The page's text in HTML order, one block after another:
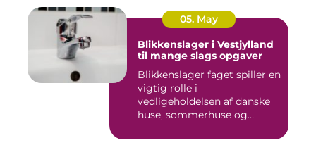
05. May
Blikkenslager i Vestjylland
til mange slags opgaver
Blikkenslager faget spiller en
vigtig rolle i
vedligeholdelsen af danske
huse, sommerhuse og